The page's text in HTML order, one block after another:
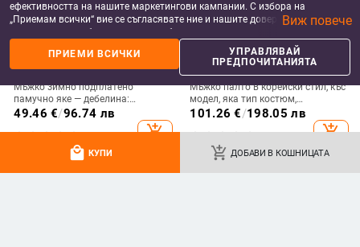
local_mall КУПИ add_shopping_cart ДОБАВИ В КОШНИЦАТА
Мъжко зимно подплатено
памучно яке — дебелина:
удебелена; пълнител:
полиестерни влакна; основна
тъкан: полиестер; без качулка;
стил: корейски; свободен силует
49.46 €/96.74 лв
add_shopping_cart
Мъжко палто в корейски стил, къс
модел, яка тип костюм,
еднобортно закопчаване,
101.26 €/198.05 лв
add_shopping_cart
ефективността на нашите маркетингови кампании. С избора на
„Приемам всички“ вие се съгласявате ние и нашите доверени партньори
да съхраняваме бисквитки и подобни технологии на вашето устройство
за рекламни и аналитични цели. Можете по всяко време да управлявате
своите предпочитания, като натиснете „Управлявай предпочитанията“.
За повече информация, моля, вижте нашата
данните.
Виж повече
ПРИЕМИ ВСИЧКИ
УПРАВЛЯВАЙ
ПРЕДПОЧИТАНИЯТА